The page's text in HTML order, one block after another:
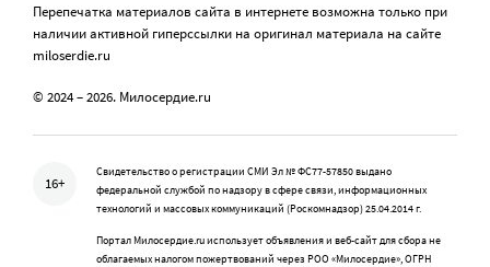
Перепечатка материалов сайта в интернете возможна только при
наличии активной гиперссылки на оригинал материала на сайте
miloserdie.ru
© 2024 – 2026. Милосердие.ru
16+
Свидетельство о регистрации СМИ Эл № ФС77-57850 выдано
федеральной службой по надзору в сфере связи, информационных
технологий и массовых коммуникаций (Роскомнадзор) 25.04.2014 г.
Портал Милосердие.ru использует объявления и веб-сайт для сбора не
облагаемых налогом пожертвований через РОО «Милосердие», ОГРН